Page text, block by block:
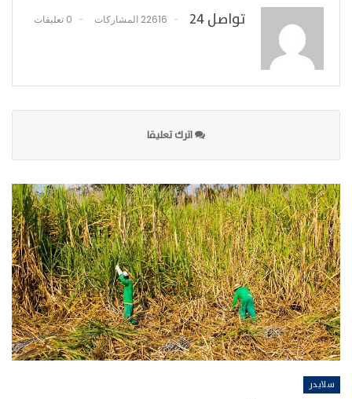
تواصل 24 22616 المشاركات 0 تعليقات
اترك تعليقا
سلايدر